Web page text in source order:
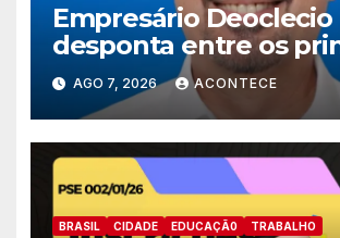
Empresário
desponta entre os
nomes do União Brasil
deputado estadual
AGO 7, 2026 ACONTECE
BRASIL CIDADE EDUCAÇÃ0 TRABALHO